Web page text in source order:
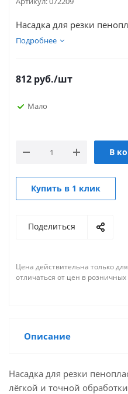
Насадка для резки
Подробнее
812 руб./шт
Мало
В
Купить в 1 клик
Поделиться
Цена действительна только
отличаться от цен в
Описание
Насадка для резки
лёгкой и точной